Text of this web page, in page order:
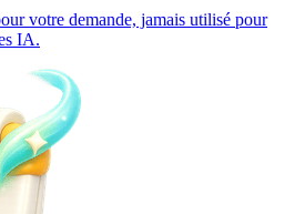
votre demande, jamais utilisé pour
IA.